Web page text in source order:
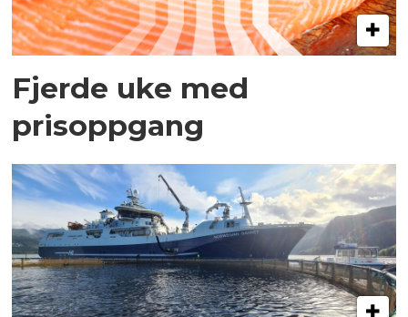
Fjerde uke med
prisoppgang